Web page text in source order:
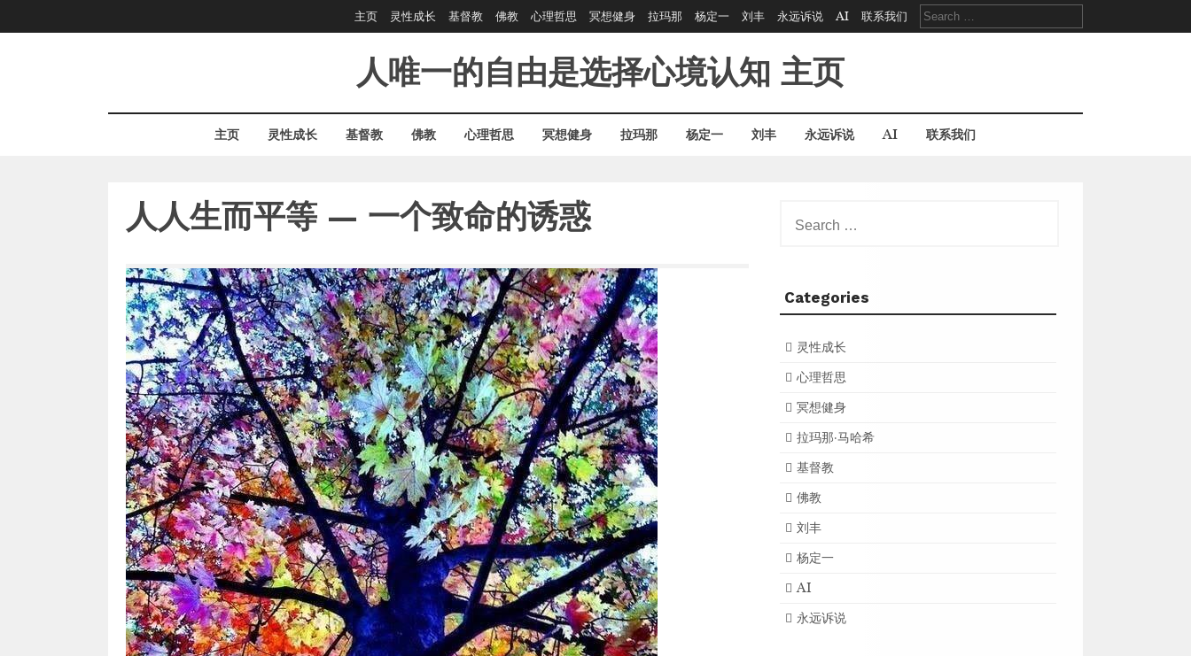
to
主页 灵性成长 基督教 佛教 心理哲思 冥想健身 拉玛那 杨定一 刘丰 永远诉说 AI 联系我们
Search
for:
人唯一的自由是选择心境认知 主页
主页 灵性成长 基督教 佛教 心理哲思 冥想健身 拉玛那 杨定一 刘丰 永远诉说 AI 联系我们
人人生而平等 — 一个致命的诱惑
for:
Categories
灵性成长
心理哲思
冥想健身
拉玛那·马哈希
基督教
佛教
刘丰
杨定一
AI
永远诉说